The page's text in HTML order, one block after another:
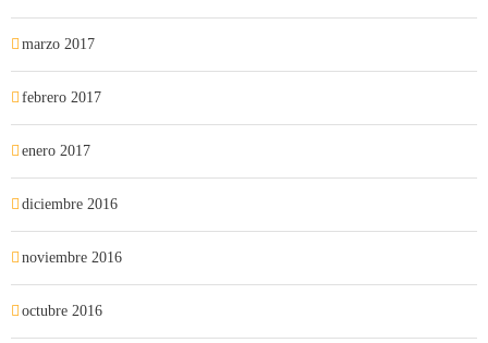
marzo 2017
febrero 2017
enero 2017
diciembre 2016
noviembre 2016
octubre 2016